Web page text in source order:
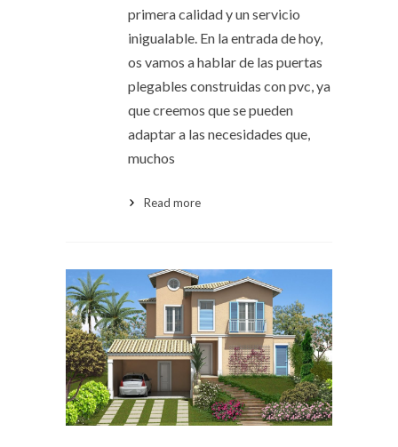
primera calidad y un servicio
inigualable. En la entrada de hoy,
os vamos a hablar de las puertas
plegables construidas con pvc, ya
que creemos que se pueden
adaptar a las necesidades que,
muchos
Read more